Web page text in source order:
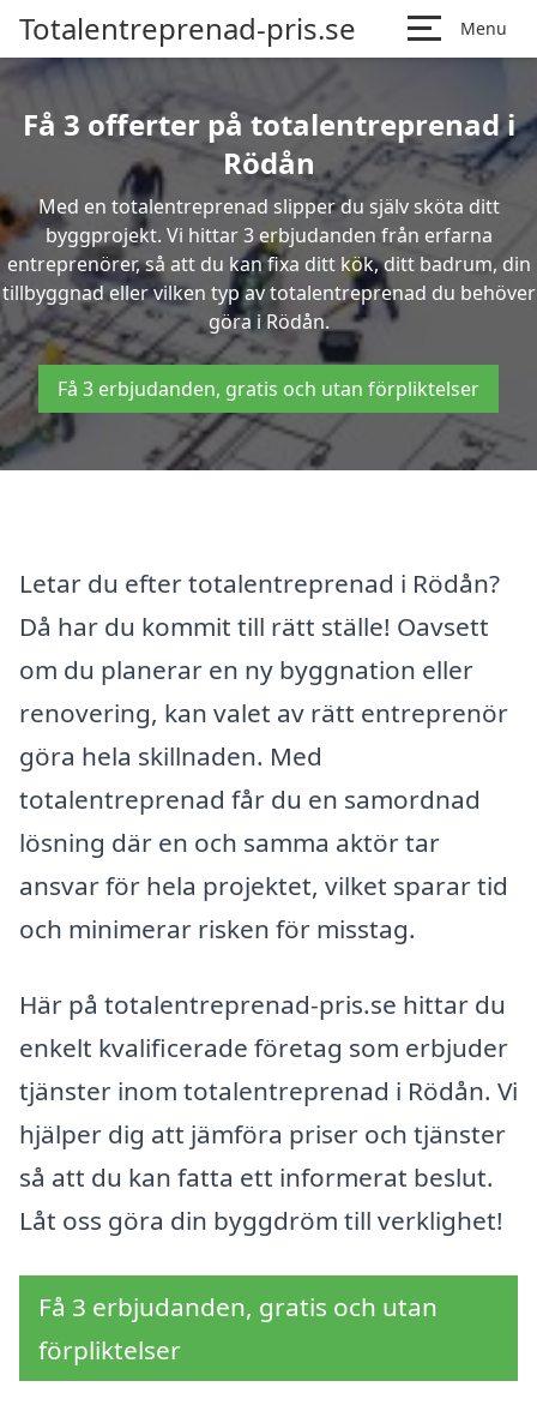
Totalentreprenad-pris.se Menu
Få 3 offerter på totalentreprenad i
Rödån
Med en totalentreprenad slipper du själv sköta ditt
byggprojekt. Vi hittar 3 erbjudanden från erfarna
entreprenörer, så att du kan fixa ditt kök, ditt badrum, din
tillbyggnad eller vilken typ av totalentreprenad du behöver
göra i Rödån.
Få 3 erbjudanden, gratis och utan förpliktelser
Letar du efter totalentreprenad i Rödån?
Då har du kommit till rätt ställe! Oavsett
om du planerar en ny byggnation eller
renovering, kan valet av rätt entreprenör
göra hela skillnaden. Med
totalentreprenad får du en samordnad
lösning där en och samma aktör tar
ansvar för hela projektet, vilket sparar tid
och minimerar risken för misstag.
Här på totalentreprenad-pris.se hittar du
enkelt kvalificerade företag som erbjuder
tjänster inom totalentreprenad i Rödån. Vi
hjälper dig att jämföra priser och tjänster
så att du kan fatta ett informerat beslut.
Låt oss göra din byggdröm till verklighet!
Få 3 erbjudanden, gratis och utan
förpliktelser